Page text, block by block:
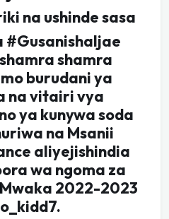
na ushinde sasa
#GusanishaIjae
shamra
burudani ya
na vitairi vya
ya kunywa soda
na Msanii
aliyejishindia
wa ngoma za
2022-2023